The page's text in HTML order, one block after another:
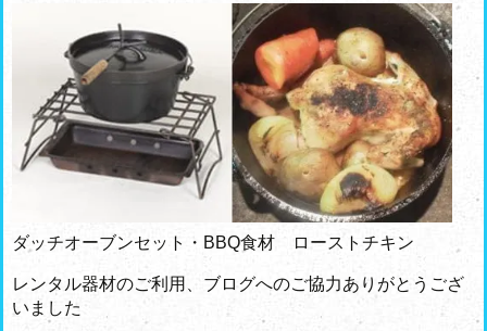
ダッチオーブンセット・BBQ食材 ローストチキン
レンタル器材のご利用、ブログへのご協力ありがとうござ
いました